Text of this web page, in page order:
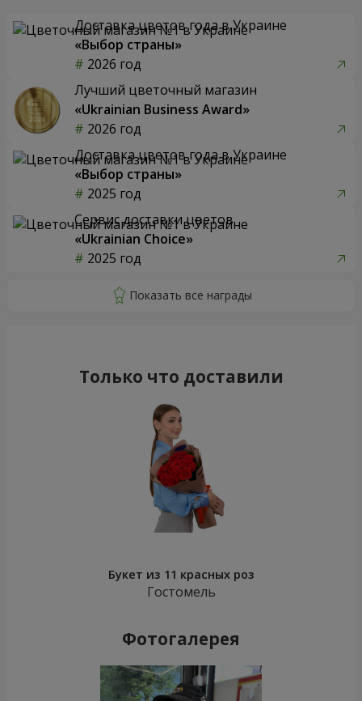
Доставка цветов года в Украине
«Выбор страны»
2026 год
Лучший цветочный магазин
«Ukrainian Business Award»
2026 год
Доставка цветов года в Украине
«Выбор страны»
2025 год
Сервис доставки цветов
«Ukrainian Choice»
2025 год
Только что доставили
Букет из 11 красных роз
Гостомель
Фотогалерея